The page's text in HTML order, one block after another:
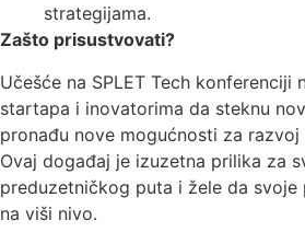
strategijama.
Zašto prisustvovati?
Učešće na SPLET Tech konferenciji
startapa i inovatorima da steknu
pronađu nove mogućnosti za
Ovaj događaj je izuzetna prilika za
preduzetničkog puta i žele da svoje
na viši nivo.